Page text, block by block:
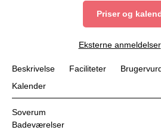
Priser og
Eksterne anmeldelser
Beskrivelse Faciliteter
Kalender
Soverum
Badeværelser